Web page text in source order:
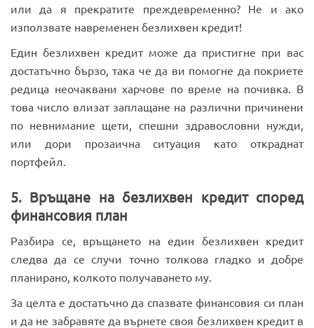
или да я прекратите преждевременно? Не и ако
използвате навременен безлихвен кредит!
Един безлихвен кредит може да пристигне при вас
достатъчно бързо, така че да ви помогне да покриете
редица неочаквани харчове по време на почивка. В
това число влизат заплащане на различни причинени
по невнимание щети, спешни здравословни нужди,
или дори прозаична ситуация като откраднат
портфейл.
5. Връщане на безлихвен кредит според
финансовия план
Разбира се, връщането на един безлихвен кредит
следва да се случи точно толкова гладко и добре
планирано, колкото получаването му.
За целта е достатъчно да спазвате финансовия си план
и да не забравяте да върнете своя безлихвен кредит в